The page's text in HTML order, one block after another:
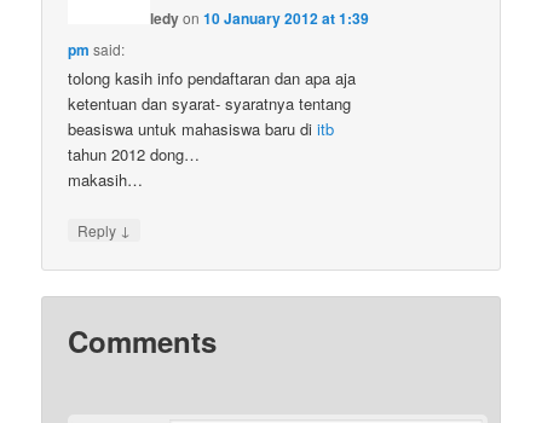
ledyon10 January 2012 at 1:39
pm said:
tolong kasih info pendaftaran dan apa aja
ketentuan dan syarat- syaratnya tentang
beasiswa untuk mahasiswa baru diitb
tahun 2012 dong…
makasih…
Reply ↓
Comments